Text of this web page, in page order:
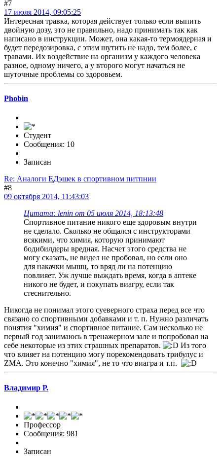
#7
17 июля 2014, 09:05:25
Интересная травка, которая действует только если выпить
двойную дозу, это не правильно, надо принимать так как
написано в инструкции. Может, она какая-то термоядерная и
будет передозировка, с этим шутить не надо, тем более, с
травами. Их воздействие на организм у каждого человека
разное, одному ничего, а у второго могут начаться не
шуточные проблемы со здоровьем.
Phobin
Студент
Сообщения: 10
Записан
Re: Аналоги ЕДэшек в спортивном питпнии
#8
09 октября 2014, 11:43:03
Цитата: lenin от 05 июля 2014, 18:13:48
Спортивное питание никого еще здоровым внутри
не сделало. Сколько не общался с инструкторами
всякими, что химия, которую принимают
бодибилдеры вредная. Насчет этого средства не
могу сказать, не видел не пробовал, но если оно
для накачки мышц, то вряд ли на потенцию
повлияет. Уж лучше выждать время, когда в аптеке
никого не будет, и покупать виагру, если так
стеснительно.
Никогда не понимал этого суеверного страха перед все что
связано со спортивными добавками и т. п. Нужно различать
понятия "химия" и спортивное питание. Сам несколько не
первый год занимаюсь в тренажерном зале и попробовал на
себе некоторые из этих страшных препаратов.
Из того
что влияет на потенцию могу порекомендовать трибулус и
ZMA. Это конечно "химия", не то что виагра и т.п.
Владимир Р.
Профессор
Сообщения: 981
Записан